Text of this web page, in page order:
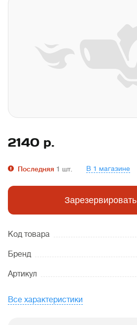
2140 р.
Последняя 1 шт. В 1 магазине
Зарезервировать
Код товара
Бренд
Артикул
Все характеристики